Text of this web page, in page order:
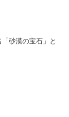
砂漠の宝石」と